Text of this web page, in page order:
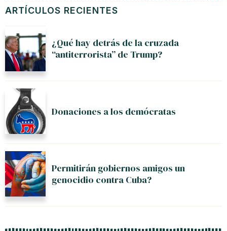
ARTÍCULOS RECIENTES
¿Qué hay detrás de la cruzada
“antiterrorista” de Trump?
Donaciones a los demócratas
Permitirán gobiernos amigos un
genocidio contra Cuba?